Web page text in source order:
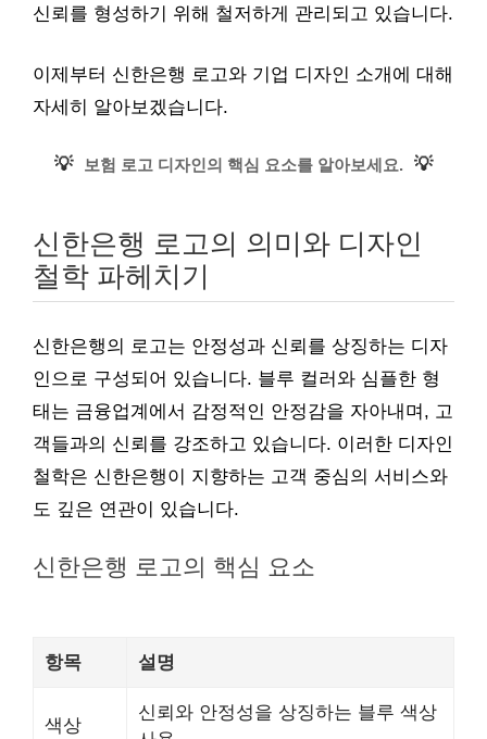
신뢰를 형성하기 위해 철저하게 관리되고 있습니다.
이제부터 신한은행 로고와 기업 디자인 소개에 대해
자세히 알아보겠습니다.
💡 보험 로고 디자인의 핵심 요소를 알아보세요. 💡
신한은행 로고의 의미와 디자인
철학 파헤치기
신한은행의 로고는 안정성과 신뢰를 상징하는 디자
인으로 구성되어 있습니다. 블루 컬러와 심플한 형
태는 금융업계에서 감정적인 안정감을 자아내며, 고
객들과의 신뢰를 강조하고 있습니다. 이러한 디자인
철학은 신한은행이 지향하는 고객 중심의 서비스와
도 깊은 연관이 있습니다.
신한은행 로고의 핵심 요소
항목 설명
색상
신뢰와 안정성을 상징하는 블루 색상